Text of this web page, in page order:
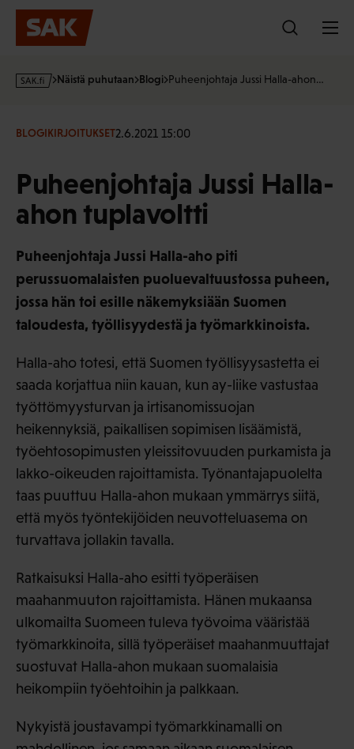
Hyppää
sisältöön
s
·
Näistä puhutaan Blogi Puheenjohtaja Jussi Halla-ahon…
BLOGIKIRJOITUKSET2.6.2021 15:00
Puheenjohtaja Jussi Halla-
ahon tuplavoltti
Puheenjohtaja Jussi Halla-aho piti
perussuomalaisten puoluevaltuustossa puheen,
jossa hän toi esille näkemyksiään Suomen
taloudesta, työllisyydestä ja työmarkkinoista.
Halla-aho totesi, että Suomen työllisyysastetta ei
saada korjattua niin kauan, kun ay-liike vastustaa
työttömyysturvan ja irtisanomissuojan
heikennyksiä, paikallisen sopimisen lisäämistä,
työehtosopimusten yleissitovuuden purkamista ja
lakko-oikeuden rajoittamista. Työnantajapuolelta
taas puuttuu Halla-ahon mukaan ymmärrys siitä,
että myös työntekijöiden neuvotteluasema on
turvattava jollakin tavalla.
Ratkaisuksi Halla-aho esitti työperäisen
maahanmuuton rajoittamista. Hänen mukaansa
ulkomailta Suomeen tuleva työvoima vääristää
työmarkkinoita, sillä työperäiset maahanmuuttajat
suostuvat Halla-ahon mukaan suomalaisia
heikompiin työehtoihin ja palkkaan.
Nykyistä joustavampi työmarkkinamalli on